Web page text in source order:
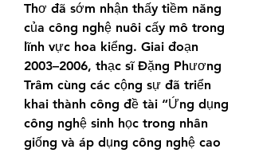
Thơ đã sớm nhận thấy tiềm năng
của công nghệ nuôi cấy mô trong
lĩnh vực hoa kiểng. Giai đoạn
2003–2006, thạc sĩ Đặng Phương
Trâm cùng các cộng sự đã triển
khai thành công đề tài “Ứng dụng
công nghệ sinh học trong nhân
giống và áp dụng công nghệ cao